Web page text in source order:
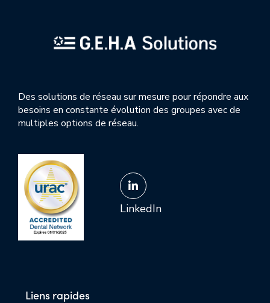
Des solutions de réseau sur mesure pour répondre aux
besoins en constante évolution des groupes avec de
multiples options de réseau.
LinkedIn
Liens rapides